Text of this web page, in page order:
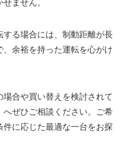
ません。
る場合には、制動距離が長
、余裕を持った運転を心がけ
合や買い替えを検討されて
ぜひご相談ください。ご希
に応じた最適な一台をお探